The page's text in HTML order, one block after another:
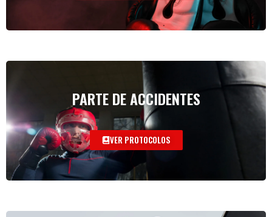
PARTE DE ACCIDENTES
VER PROTOCOLOS